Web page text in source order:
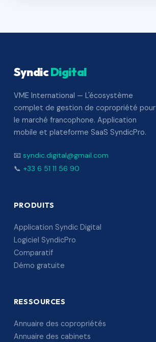
SyndicDigital
VME International — L'écosystème
complet de gestion de copropriété pour
le marché francophone. Application
mobile et plateforme SaaS SyndicPro.
📧 syndic.digital@gmail.com
📞 +33 6 51 11 56 90
PRODUITS
Application Syndic Digital
Logiciel SyndicPro
Comparatif
Démo gratuite
RESSOURCES
Annuaire des copropriétés
Annuaire des cabinets